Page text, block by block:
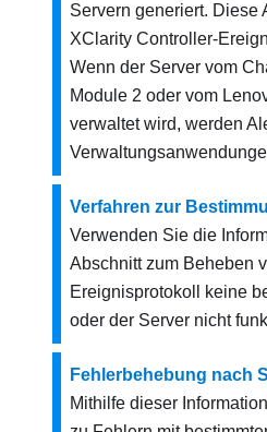
Servern generiert. Diese
XClarity Controller-
Wenn der Server vom
Module 2 oder vom
verwaltet wird, werden
Verfahren zur
Verwenden Sie die
Abschnitt zum Beheben
Ereignisprotokoll keine
oder der Server nicht
Fehlerbehebung nach
Mithilfe dieser